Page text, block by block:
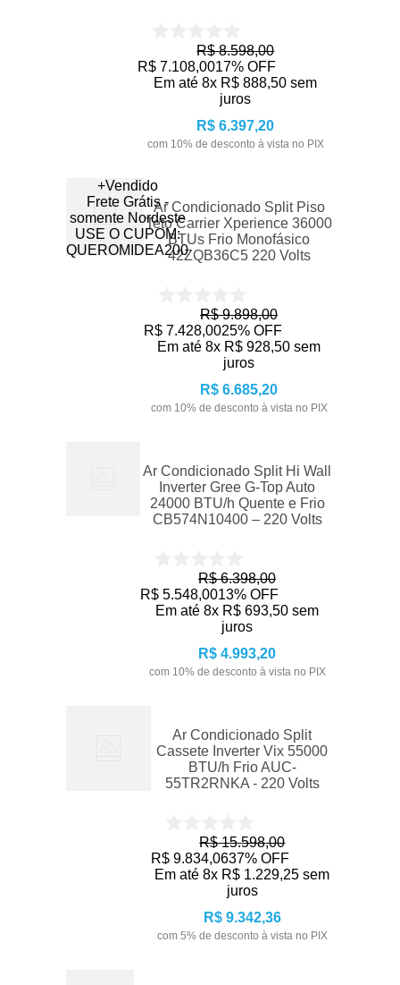
R$ 8.598,00
R$ 7.108,0017%OFF
Em até8x R$ 888,50 sem
juros
R$ 6.397,20
com 10% de desconto à vista no PIX
+Vendido
Frete Grátis -
somente Nordeste
USE O CUPOM:
QUEROMIDEA200
Ar Condicionado Split Piso
Teto Carrier Xperience 36000
BTUs Frio Monofásico
42ZQB36C5 220 Volts
R$ 9.898,00
R$ 7.428,0025% OFF
Em até8x R$ 928,50 sem
juros
R$ 6.685,20
com 10% de desconto à vista no PIX
Ar Condicionado Split Hi Wall
Inverter Gree G-Top Auto
24000 BTU/h Quente e Frio
CB574N10400 – 220 Volts
R$ 6.398,00
R$ 5.548,0013% OFF
Em até8x R$ 693,50 sem
juros
R$ 4.993,20
com 10% de desconto à vista no PIX
Ar Condicionado Split
Cassete Inverter Vix 55000
BTU/h Frio AUC-
55TR2RNKA - 220 Volts
R$ 15.598,00
R$ 9.834,0637%OFF
Em até8x R$ 1.229,25 sem
juros
R$ 9.342,36
com 5% de desconto à vista no PIX